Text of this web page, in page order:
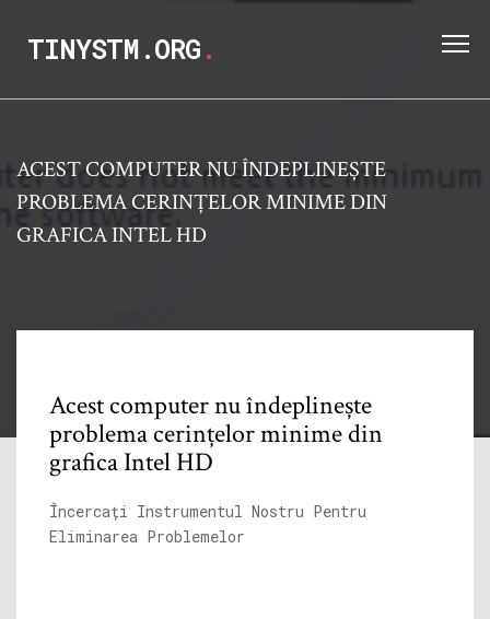
TINYSTM.ORG.
ACEST COMPUTER NU ÎNDEPLINEȘTE
PROBLEMA CERINȚELOR MINIME DIN
GRAFICA INTEL HD
Acest computer nu îndeplinește
problema cerințelor minime din
grafica Intel HD
Încercați Instrumentul Nostru Pentru
Eliminarea Problemelor